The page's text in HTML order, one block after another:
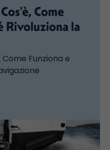
Come
Rivoluziona la
Funziona e